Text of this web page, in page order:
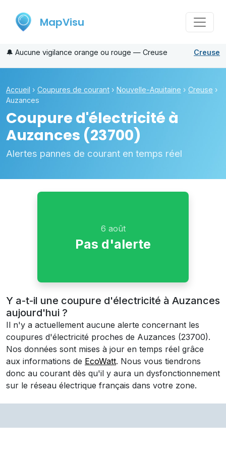
MapVisu
🔔 Aucune vigilance orange ou rouge — Creuse Creuse
Accueil › Coupures de courant › Nouvelle-Aquitaine › Creuse ›
Auzances
Coupure d'électricité à
Auzances (23700)
Alertes pannes de courant en temps réel
6 août
Pas d'alerte
Y a-t-il une coupure d'électricité à Auzances
aujourd'hui ?
Il n'y a actuellement aucune alerte concernant les
coupures d'électricité proches de Auzances (23700).
Nos données sont mises à jour en temps réel grâce
aux informations de EcoWatt. Nous vous tiendrons
donc au courant dès qu'il y aura un dysfonctionnement
sur le réseau électrique français dans votre zone.